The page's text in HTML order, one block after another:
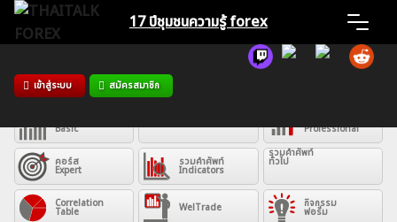
Skip
17 ปีชุมชนความรู้ forex
เข้าสู่ระบบ สมัครสมาชิก
Home
News
Articles
Basic Professional
คอร์ส
Expert
รวมคำศัพท์
Indicators
รวมคำศัพท์
ทั่วไป
Correlation
Table WelTrade กิจกรรม
ฟอรั่ม